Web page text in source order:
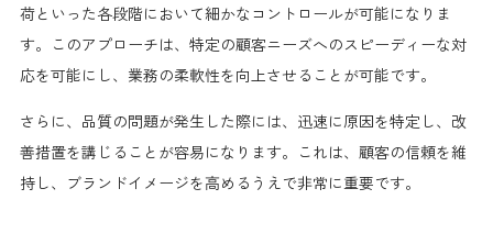
荷といった各段階において細かなコントロールが可能になりま
す。このアプローチは、特定の顧客ニーズへのスピーディーな対
応を可能にし、業務の柔軟性を向上させることが可能です。
さらに、品質の問題が発生した際には、迅速に原因を特定し、改
善措置を講じることが容易になります。これは、顧客の信頼を維
持し、ブランドイメージを高めるうえで非常に重要です。